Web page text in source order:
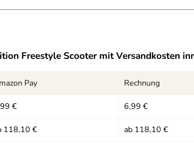
570 mm (H/B)
Freestyle Scootermit Versandkosten
Pay Rechnung
€ 6,99 €
118,10 € ab 118,10 €